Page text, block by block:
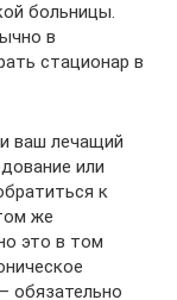
больницы.
в
стационар в
ваш лечащий
или
к
же
это в том
обязательно